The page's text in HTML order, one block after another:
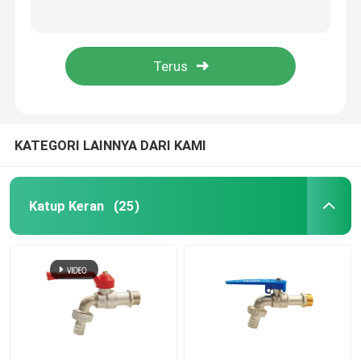
Katup Urinal Flush
Katup Sudut
KATEGORI LAINNYA DARI KAMI
Katup Keran (25)